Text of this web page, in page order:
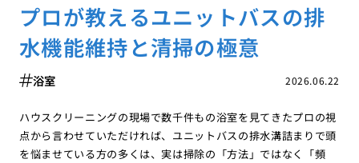
プロが教えるユニットバスの排
水機能維持と清掃の極意
2026.06.22
浴室
ハウスクリーニングの現場で数千件もの浴室を見てきたプロの視
点から言わせていただければ、ユニットバスの排水溝詰まりで頭
を悩ませている方の多くは、実は掃除の「方法」ではなく「頻